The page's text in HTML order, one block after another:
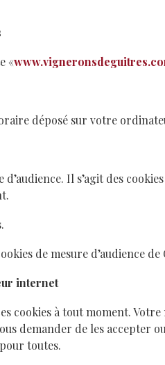
«
déposé sur votre
d’audience. Il s’agit des
de mesure d’audience de
internet
cookies à tout moment.
demander de les accepter
toutes.